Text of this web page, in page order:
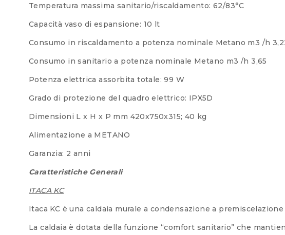
Temperatura massima sanitario/riscaldamento: 62/83°C
Capacità vaso di espansione: 10 lt
Consumo in riscaldamento a potenza nominale Metano m3 /h
Consumo in sanitario a potenza nominale Metano m3 /h 3,65
Potenza elettrica assorbita totale: 99 W
Grado di protezione del quadro elettrico: IPX5D
Dimensioni L x H x P mm 420x750x315; 40 kg
Alimentazione a METANO
Garanzia: 2 anni
Caratteristiche Generali
ITACA KC
Itaca KC è una caldaia murale a condensazione a
La caldaia è dotata della funzione “comfort sanitario” che